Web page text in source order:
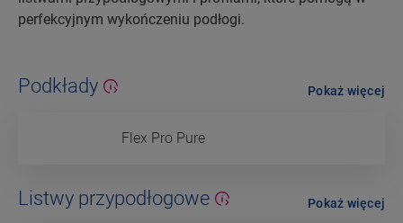
perfekcyjnym wykończeniu podłogi.
Podkłady
Flex Pro Pure
Pokaż więcej
Listwy przypodłogowe Pokaż więcej